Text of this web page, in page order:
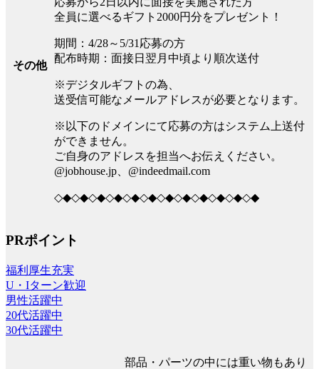
その他
全員に選べるギフト2000円分をプレゼント！
期間：4/28～5/31応募の方
配布時期：面接日翌月中頃より順次送付
※デジタルギフトの為、
送受信可能なメールアドレスが必要となります。
※以下のドメインにて応募の方はシステム上送付
ができません。
ご自身のアドレスを担当へお伝えください。
@jobhouse.jp、@indeedmail.com
◇◆◇◆◇◆◇◆◇◆◇◆◇◆◇◆◇◆◇◆◇◆◇◆
PRポイント
福利厚生充実
U・Iターン歓迎
男性活躍中
20代活躍中
30代活躍中
部品・パーツの中には重い物もあり